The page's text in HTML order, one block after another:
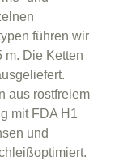
führen wir
m. Die Ketten
aus rostfreiem
mit FDA H1
und